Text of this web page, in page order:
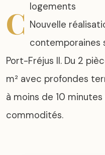
C logements
Nouvelle
contemporaines
Port-Fréjus II. Du 2
m² avec profondes
à moins de 10